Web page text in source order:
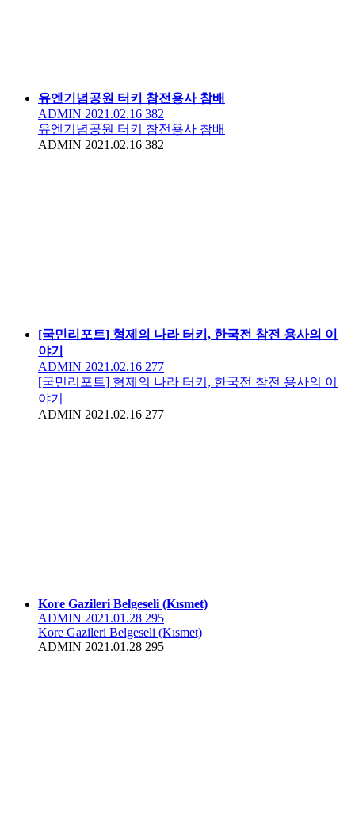
유엔기념공원 터키 참전용사 참배
ADMIN 2021.02.16 382
유엔기념공원 터키 참전용사 참배
ADMIN 2021.02.16 382
[국민리포트] 형제의 나라 터키, 한국전 참전 용사의 이
야기
ADMIN 2021.02.16 277
[국민리포트] 형제의 나라 터키, 한국전 참전 용사의 이
야기
ADMIN 2021.02.16 277
Kore Gazileri Belgeseli (Kısmet)
ADMIN 2021.01.28 295
Kore Gazileri Belgeseli (Kısmet)
ADMIN 2021.01.28 295